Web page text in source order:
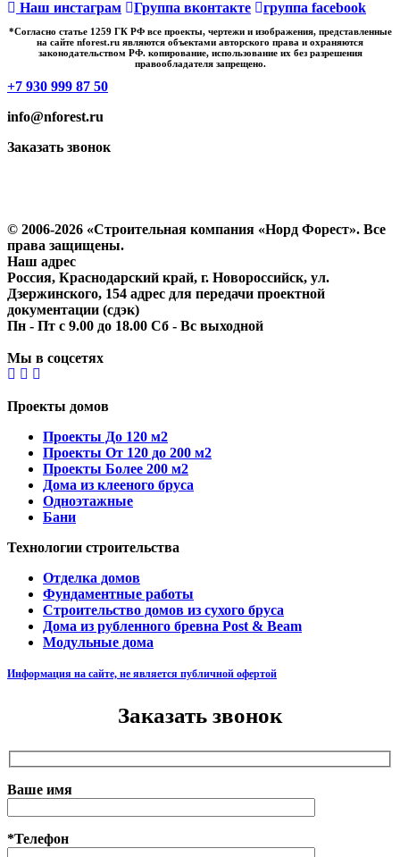
Наш инстаграм Группа вконтакте группа facebook
*Cогласно статье 1259 ГК РФ все проекты, чертежи и изображения, представленные
на сайте nforest.ru являются объектами авторского права и охраняются
законодательством РФ. копирование, использование их без разрешения
правообладателя запрещено.
+7 930 999 87 50
info@nforest.ru
Заказать звонок
© 2006-2026 «Строительная компания «Норд Форест». Все
права защищены.
Наш адрес
Россия, Краснодарский край, г. Новороссийск, ул.
Дзержинского, 154 адрес для передачи проектной
документации (сдэк)
Пн - Пт с 9.00 до 18.00 Сб - Вс выходной
Мы в соцсетях
Проекты домов
Проекты До 120 м2
Проекты От 120 до 200 м2
Проекты Более 200 м2
Дома из клееного бруса
Одноэтажные
Бани
Технологии строительства
Отделка домов
Фундаментные работы
Строительство домов из сухого бруса
Дома из рубленного бревна Post & Beam
Модульные дома
Информация на сайте, не является публичной офертой
Заказать звонок
Ваше имя
*Телефон